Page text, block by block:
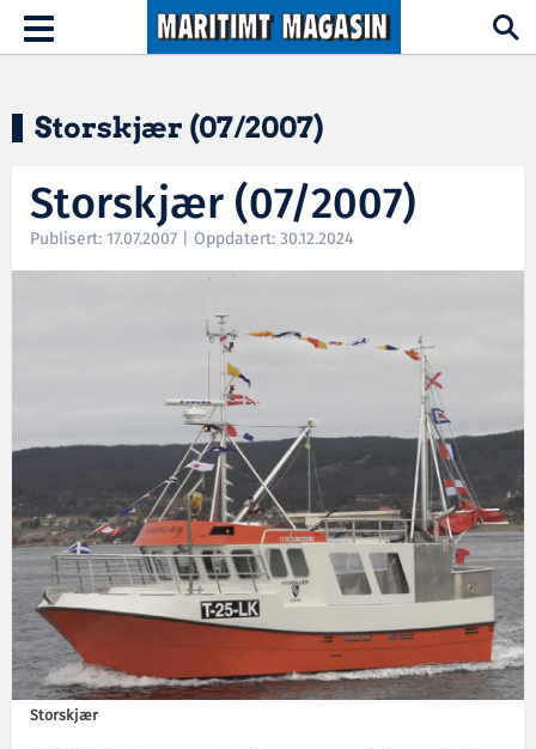
Hopp til hovedinnhold
Toggle
navigation
Storskjær (07/2007)
Storskjær (07/2007)
Publisert: 17.07.2007 | Oppdatert: 30.12.2024
Storskjær